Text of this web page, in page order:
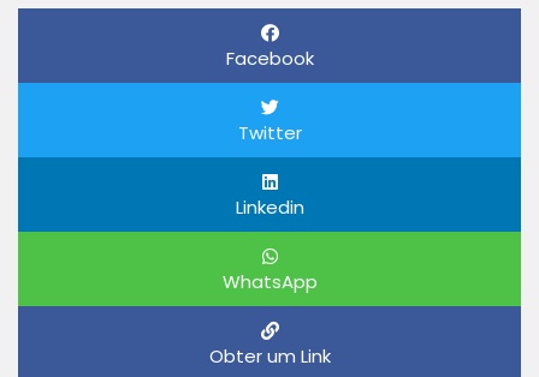
Facebook
Twitter
Linkedin
WhatsApp
Obter um Link